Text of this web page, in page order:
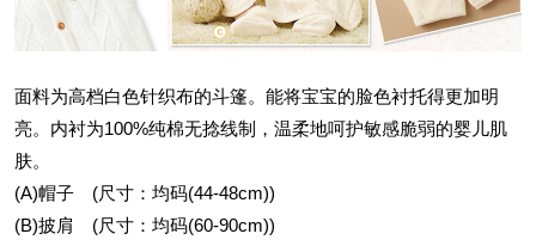
面料为高档白色针织布的斗篷。能将宝宝的脸色衬托得更加明
亮。内衬为100%纯棉无捻线制，温柔地呵护敏感脆弱的婴儿肌
肤。
(A)帽子 (尺寸：均码(44-48cm))
(B)披肩 (尺寸：均码(60-90cm))